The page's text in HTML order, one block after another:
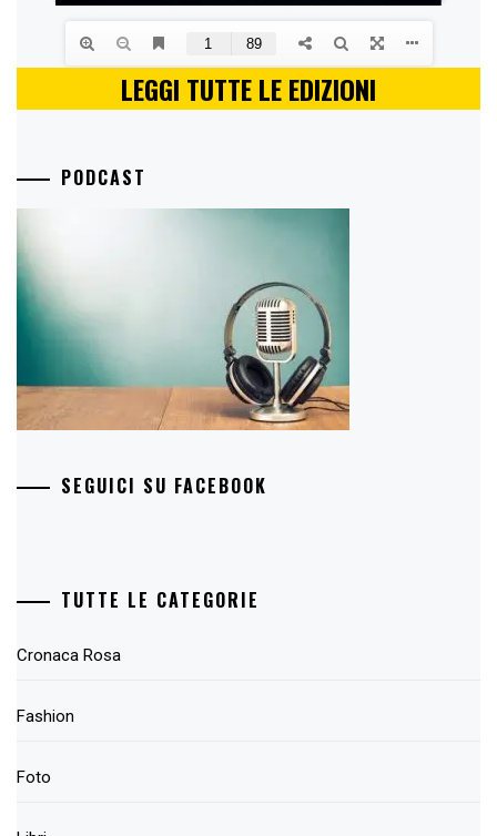
LEGGI TUTTE LE EDIZIONI
PODCAST
SEGUICI SU FACEBOOK
TUTTE LE CATEGORIE
Cronaca Rosa
Fashion
Foto